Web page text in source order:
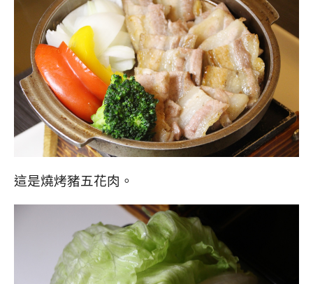
這是燒烤豬五花肉。